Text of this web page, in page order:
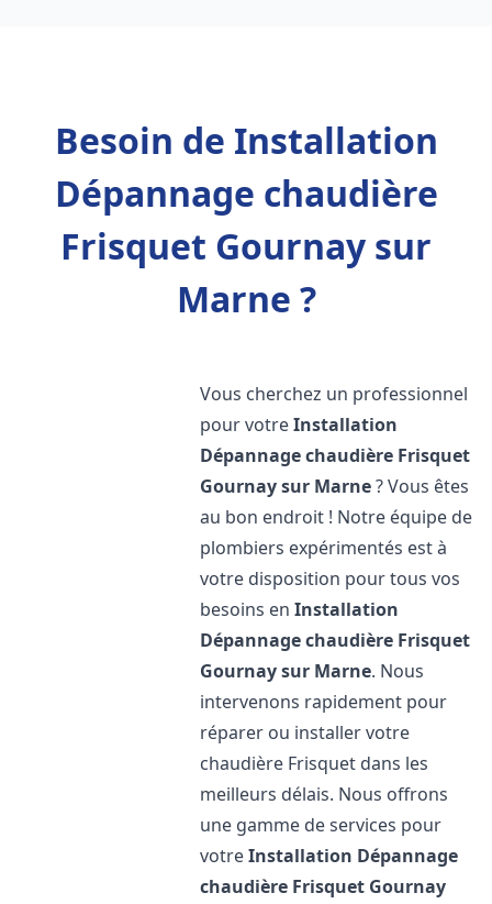
Besoin de Installation
Dépannage chaudière
Frisquet Gournay sur
Marne ?
Vous cherchez un professionnel
pour votreInstallation
Dépannage chaudière Frisquet
Gournay sur Marne? Vous êtes
au bon endroit ! Notre équipe de
plombiers expérimentés est à
votre disposition pour tous vos
besoins enInstallation
Dépannage chaudière Frisquet
Gournay sur Marne. Nous
intervenons rapidement pour
réparer ou installer votre
chaudière Frisquet dans les
meilleurs délais. Nous offrons
une gamme de services pour
votreInstallation Dépannage
chaudière Frisquet Gournay